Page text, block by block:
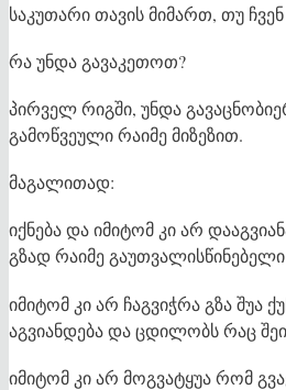
საკუთარი თავის მიმართ, თუ
რა უნდა გავაკეთოთ?
პირველ რიგში, უნდა
გამოწვეული რაიმე მიზეზით.
მაგალითად:
იქნება და იმიტომ კი არ
გზად რაიმე გაუთვალისწინებელი
იმიტომ კი არ ჩაგვიჭრა გზა შუა
აგვიანდება და ცდილობს რაც
იმიტომ კი არ მოგვატყუა რომ